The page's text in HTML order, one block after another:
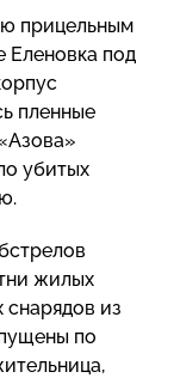
прицельным
Еленовка под
пленные
убитых
жилых
снарядов из
по